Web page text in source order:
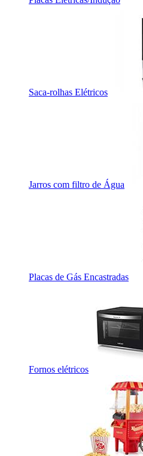
Saca-rolhas Elétricos
Jarros com filtro de Água
Placas de Gás Encastradas
Fornos elétricos